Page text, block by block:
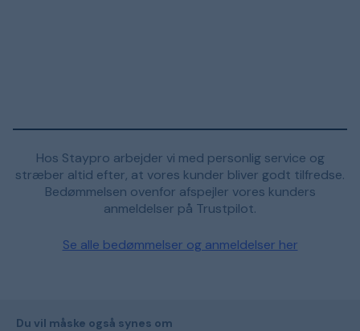
Hos Staypro arbejder vi med personlig service og
stræber altid efter, at vores kunder bliver godt tilfredse.
Bedømmelsen ovenfor afspejler vores kunders
anmeldelser på Trustpilot.
Se alle bedømmelser og anmeldelser her
Du vil måske også synes om